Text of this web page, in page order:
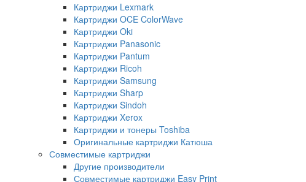
Картриджи Lexmark
Картриджи OCE ColorWave
Картриджи Oki
Картриджи Panasonic
Картриджи Pantum
Картриджи Ricoh
Картриджи Samsung
Картриджи Sharp
Картриджи Sindoh
Картриджи Xerox
Картриджи и тонеры Toshiba
Оригинальные картриджи Катюша
Совместимые картриджи
Другие производители
Совместимые картриджи Easy Print